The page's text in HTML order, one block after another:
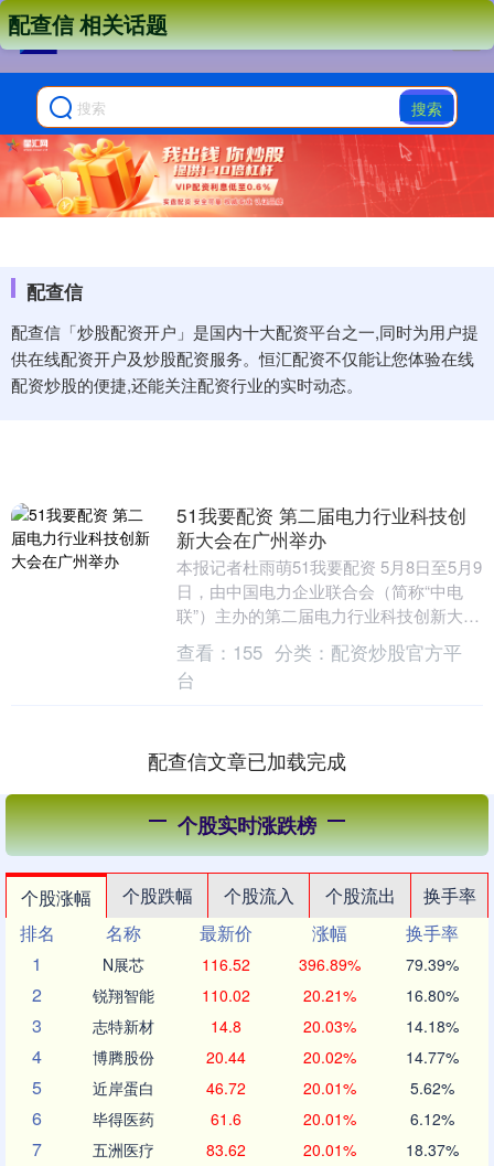
搜索
配查信
配查信「炒股配资开户」是国内十大配资平台之一,同时为用户提
供在线配资开户及炒股配资服务。恒汇配资不仅能让您体验在线
配资炒股的便捷,还能关注配资行业的实时动态。
配查信 相关话题
51我要配资 第二届电力行业科技创
新大会在广州举办
本报记者杜雨萌51我要配资 5月8日至5月9
日，由中国电力企业联合会（简称“中电
联”）主办的第二届电力行业科技创新大会
在广州成功举办。 本届大会以“创新驱动
发展....
查看： 155 分类： 配资炒股官方平
台
配查信文章已加载完成
个股实时涨跌榜
个股涨幅 个股跌幅 个股流入 个股流出
换手率
排名
名称 最新价 涨幅
换手率
1
N展芯 116.52 396.89% 79.39%
2 锐翔智能 110.02 20.21% 16.80%
3 志特新材 14.8 20.03% 14.18%
4 博腾股份 20.44 20.02% 14.77%
5 近岸蛋白 46.72 20.01% 5.62%
6 毕得医药 61.6 20.01% 6.12%
7 五洲医疗 83.62 20.01% 18.37%